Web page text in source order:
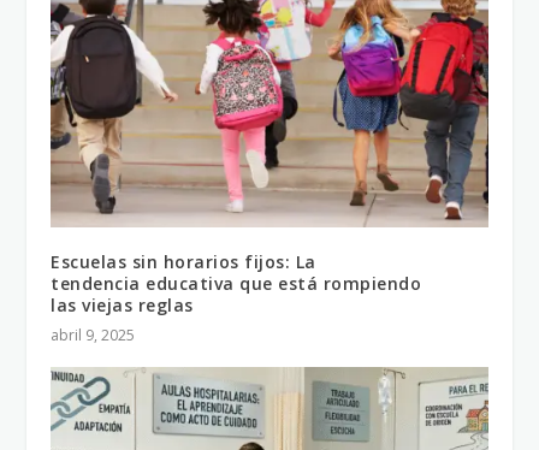
Escuelas sin horarios fijos: La
tendencia educativa que está rompiendo
las viejas reglas
abril 9, 2025